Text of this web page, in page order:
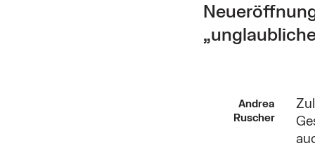
Andrea
Ruscher